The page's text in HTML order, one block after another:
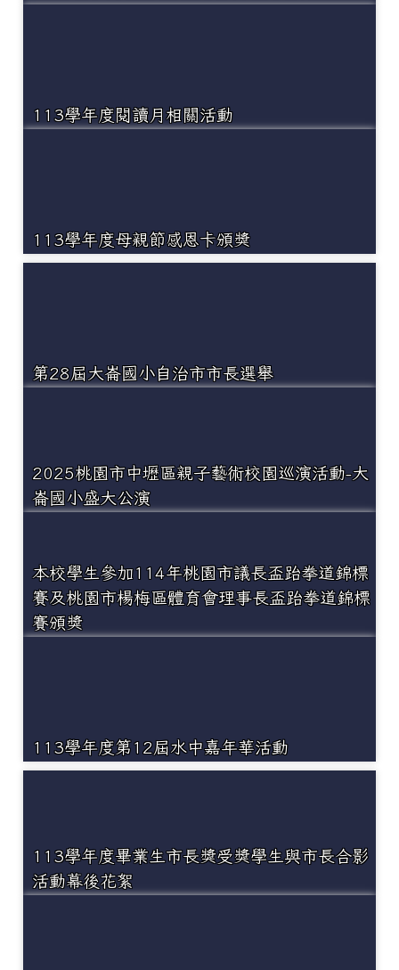
113學年度閱讀月相關活動
113學年度母親節感恩卡頒獎
第28屆大崙國小自治市市長選舉
2025桃園市中壢區親子藝術校園巡演活動-大
崙國小盛大公演
本校學生參加114年桃園市議長盃跆拳道錦標
賽及桃園市楊梅區體育會理事長盃跆拳道錦標
賽頒獎
113學年度第12屆水中嘉年華活動
113學年度畢業生市長獎受獎學生與市長合影
活動幕後花絮